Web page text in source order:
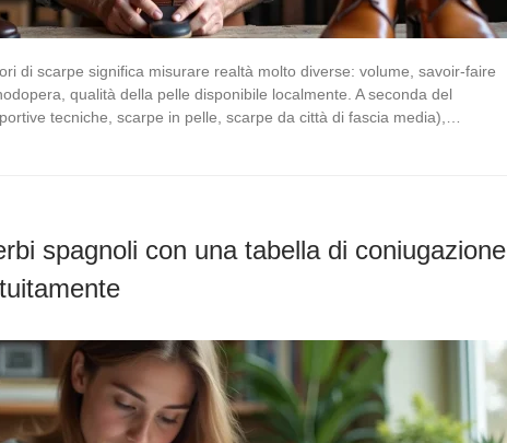
di scarpe significa misurare realtà molto diverse: volume, savoir-faire
qualità della pelle disponibile localmente. A seconda del
tecniche, scarpe in pelle, scarpe da città di fascia media),…
spagnoli con una tabella di coniugazione